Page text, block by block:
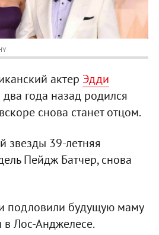
актер Эдди
два года назад родился
снова станет отцом.
звезды 39-летняя
Пейдж Батчер, снова
подловили будущую маму
в Лос-Анджелесе.